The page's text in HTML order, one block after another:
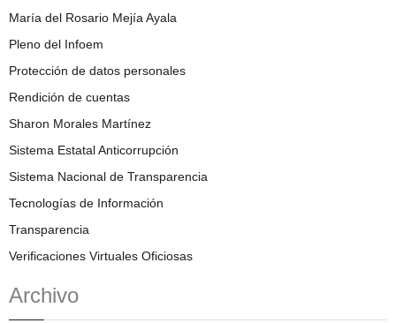
María del Rosario Mejía Ayala
Pleno del Infoem
Protección de datos personales
Rendición de cuentas
Sharon Morales Martínez
Sistema Estatal Anticorrupción
Sistema Nacional de Transparencia
Tecnologías de Información
Transparencia
Verificaciones Virtuales Oficiosas
Archivo